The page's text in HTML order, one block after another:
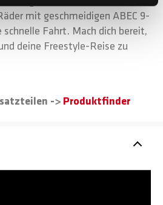
mit geschmeidigen ABEC 9-
schnelle Fahrt. Mach dich bereit,
deine Freestyle-Reise zu
-> Produktfinder